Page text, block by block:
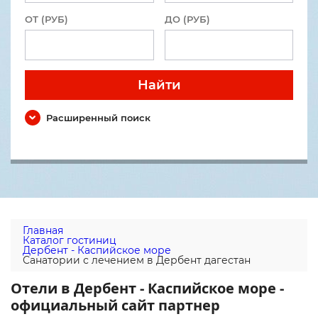
ОТ (РУБ) ДО (РУБ)
Найти
Расширенный поиск
Главная
Каталог гостиниц
Дербент - Каспийское море
Санатории с лечением в Дербент дагестан
Отели в Дербент - Каспийское море -
официальный сайт партнер